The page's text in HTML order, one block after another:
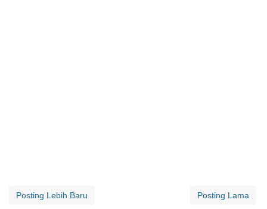
Posting Lebih Baru Posting Lama